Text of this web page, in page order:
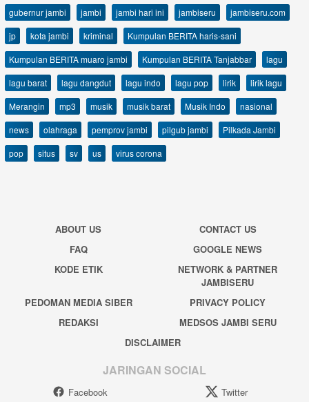
gubernur jambi
jambi jambi hari ini jambiseru
jambiseru.com
jp
kota jambi kriminal
Kumpulan BERITA haris-sani
Kumpulan BERITA muaro jambi
Kumpulan BERITA Tanjabbar
lagu
lagu barat
lagu dangdut lagu indo lagu pop lirik
lirik lagu
Merangin
mp3 musik musik barat Musik Indo
nasional
news
olahraga pemprov jambi pilgub jambi
Pilkada Jambi
pop
situs sv us virus corona
ABOUT US
CONTACT US
FAQ
GOOGLE NEWS
KODE ETIK
NETWORK & PARTNER
JAMBISERU
PEDOMAN MEDIA SIBER
PRIVACY POLICY
REDAKSI
MEDSOS JAMBI SERU
DISCLAIMER
JARINGAN SOCIAL
Facebook Twitter